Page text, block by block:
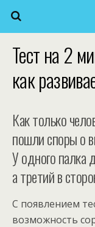
Тест на 2
как
Как только
пошли споры о
У одного палка
а третий в
С появлением
возможность